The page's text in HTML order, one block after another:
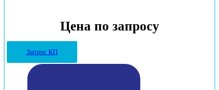
Цена по запросу
Запрос КП